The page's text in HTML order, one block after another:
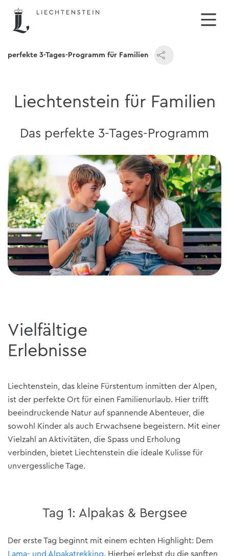
perfekte 3-Tages-Programm für Familien
Liechtenstein für Familien
Das perfekte 3-Tages-Programm
Vielfältige
Erlebnisse
Liechtenstein, das kleine Fürstentum inmitten der Alpen,
ist der perfekte Ort für einen Familienurlaub. Hier trifft
beeindruckende Natur auf spannende Abenteuer, die
sowohl Kinder als auch Erwachsene begeistern. Mit einer
Vielzahl an Aktivitäten, die Spass und Erholung
verbinden, bietet Liechtenstein die ideale Kulisse für
unvergessliche Tage.
Tag 1: Alpakas & Bergsee
Der erste Tag beginnt mit einem echten Highlight: Dem
Lama- und Alpakatrekking. Hierbei erlebst du die sanften